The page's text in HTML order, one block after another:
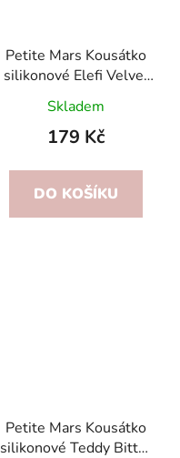
Petite Mars Kousátko
silikonové Elefi Velvet
Latte 0m+
Skladem
179 Kč
DO KOŠÍKU
Petite Mars Kousátko
silikonové Teddy Bitter